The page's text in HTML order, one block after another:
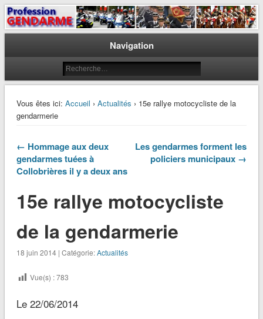
Profession Gendarme
Le journal des gendarmes
Navigation
Vous êtes ici: Accueil › Actualités › 15e rallye motocycliste de la
gendarmerie
← Hommage aux deux
gendarmes tuées à
Collobrières il y a deux ans
Les gendarmes forment les
policiers municipaux →
15e rallye motocycliste
de la gendarmerie
18 juin 2014 | Catégorie:Actualités
Vue(s) :783
Le 22/06/2014